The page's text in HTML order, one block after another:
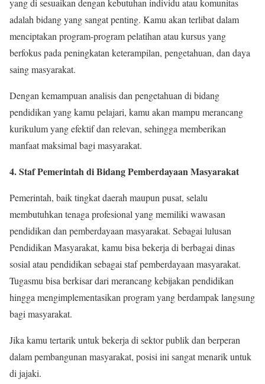
yang di sesuaikan dengan kebutuhan individu atau komunitas
adalah bidang yang sangat penting. Kamu akan terlibat dalam
menciptakan program-program pelatihan atau kursus yang
berfokus pada peningkatan keterampilan, pengetahuan, dan daya
saing masyarakat.
Dengan kemampuan analisis dan pengetahuan di bidang
pendidikan yang kamu pelajari, kamu akan mampu merancang
kurikulum yang efektif dan relevan, sehingga memberikan
manfaat maksimal bagi masyarakat.
4. Staf Pemerintah di Bidang Pemberdayaan Masyarakat
Pemerintah, baik tingkat daerah maupun pusat, selalu
membutuhkan tenaga profesional yang memiliki wawasan
pendidikan dan pemberdayaan masyarakat. Sebagai lulusan
Pendidikan Masyarakat, kamu bisa bekerja di berbagai dinas
sosial atau pendidikan sebagai staf pemberdayaan masyarakat.
Tugasmu bisa berkisar dari merancang kebijakan pendidikan
hingga mengimplementasikan program yang berdampak langsung
bagi masyarakat.
Jika kamu tertarik untuk bekerja di sektor publik dan berperan
dalam pembangunan masyarakat, posisi ini sangat menarik untuk
di jajaki.